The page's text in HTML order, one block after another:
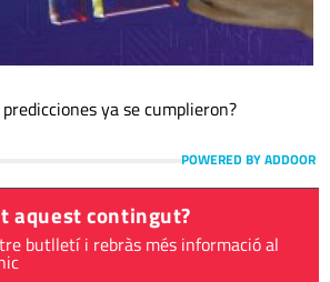
ya se cumplieron?
POWERED BY ADDOOR
aquest contingut?
butlletí i rebràs més informació al